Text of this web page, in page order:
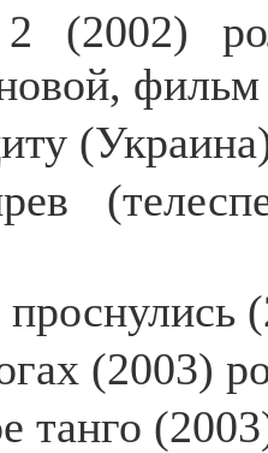
2 (2002)
фильм
(2003)
танго